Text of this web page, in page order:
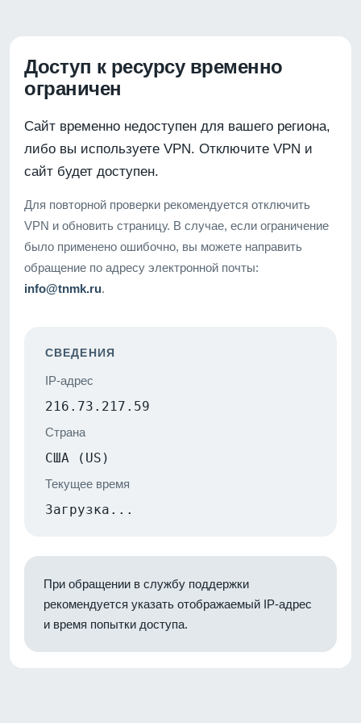
Доступ к ресурсу временно
ограничен
Сайт временно недоступен для вашего региона,
либо вы используете VPN. Отключите VPN и
сайт будет доступен.
Для повторной проверки рекомендуется отключить
VPN и обновить страницу. В случае, если ограничение
было применено ошибочно, вы можете направить
обращение по адресу электронной почты:
info@tnmk.ru.
СВЕДЕНИЯ
IP-адрес
216.73.217.59
Страна
США (US)
Текущее время
Загрузка...
При обращении в службу поддержки
рекомендуется указать отображаемый IP-адрес
и время попытки доступа.